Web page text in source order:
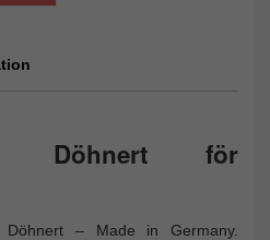
Döhnert för
Döhnert – Made in Germany.